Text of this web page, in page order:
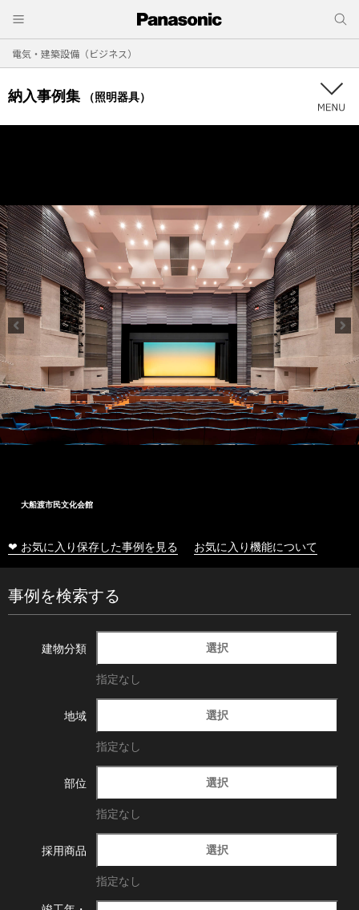
電気・建築設備（ビジネス）
納入事例集 （照明器具）
大船渡市民文化会館
❤ お気に入り保存した事例を見る お気に入り機能について
事例を検索する
建物分類 選択
指定なし
地域 選択
指定なし
部位 選択
指定なし
採用商品 選択
指定なし